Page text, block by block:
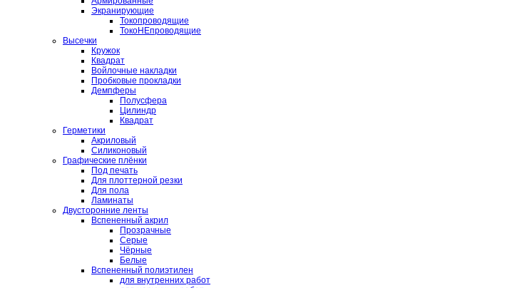
Экранирующие
Токопроводящие
ТокоНЕпроводящие
Высечки
Кружок
Квадрат
Войлочные накладки
Пробковые прокладки
Демпферы
Полусфера
Цилиндр
Квадрат
Герметики
Акриловый
Силиконовый
Графические плёнки
Под печать
Для плоттерной резки
Для пола
Ламинаты
Двусторонние ленты
Вспененный акрил
Прозрачные
Серые
Чёрные
Белые
Вспененный полиэтилен
для внутренних работ